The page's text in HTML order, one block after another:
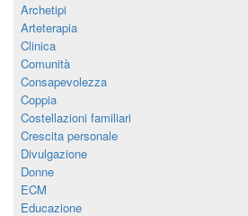
Archetipi
Arteterapia
Clinica
Comunità
Consapevolezza
Coppia
Costellazioni familiari
Crescita personale
Divulgazione
Donne
ECM
Educazione